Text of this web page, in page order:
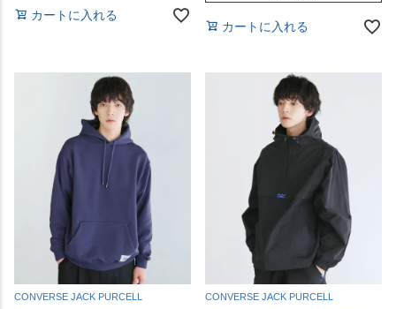
カートに入れる
カートに入れる
CONVERSE JACK PURCELL
CONVERSE JACK PURCELL